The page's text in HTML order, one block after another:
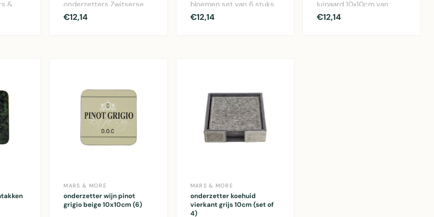
&
onderzetters Zwitserse
Koe set van 6 stuks. Kurk
€12,14
bloemen set van 6 stuks.
Kurk onderzetters
€12,14
luipaard 10x10cm van
kurk. Set van 6 stuks voor
€12,14
MARS & MORE
onderzetter wijn pinot
grigio beige 10x10cm (6)
MARS & MORE
onderzetter koehuid
vierkant grijs 10cm (set of
4)